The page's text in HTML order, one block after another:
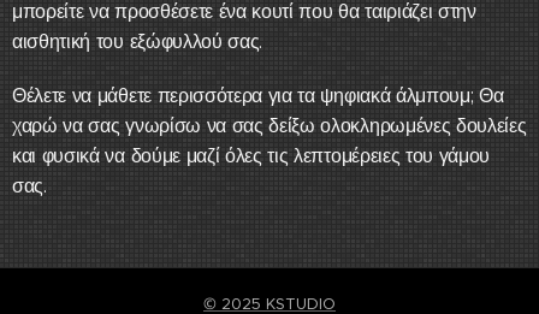
μπορείτε να προσθέσετε ένα κουτί που θα ταιριάζει στην
αισθητική του εξώφυλλού σας.
Θέλετε να μάθετε περισσότερα για τα ψηφιακά άλμπουμ; Θα
χαρώ να σας γνωρίσω να σας δείξω ολοκληρωμένες δουλείες
και φυσικά να δούμε μαζί όλες τις λεπτομέρειες του γάμου
σας.
© 2025 KSTUDIO